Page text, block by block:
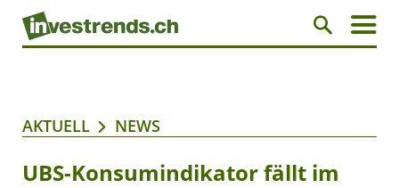
AKTUELL NEWS
UBS-Konsumindikator fällt im